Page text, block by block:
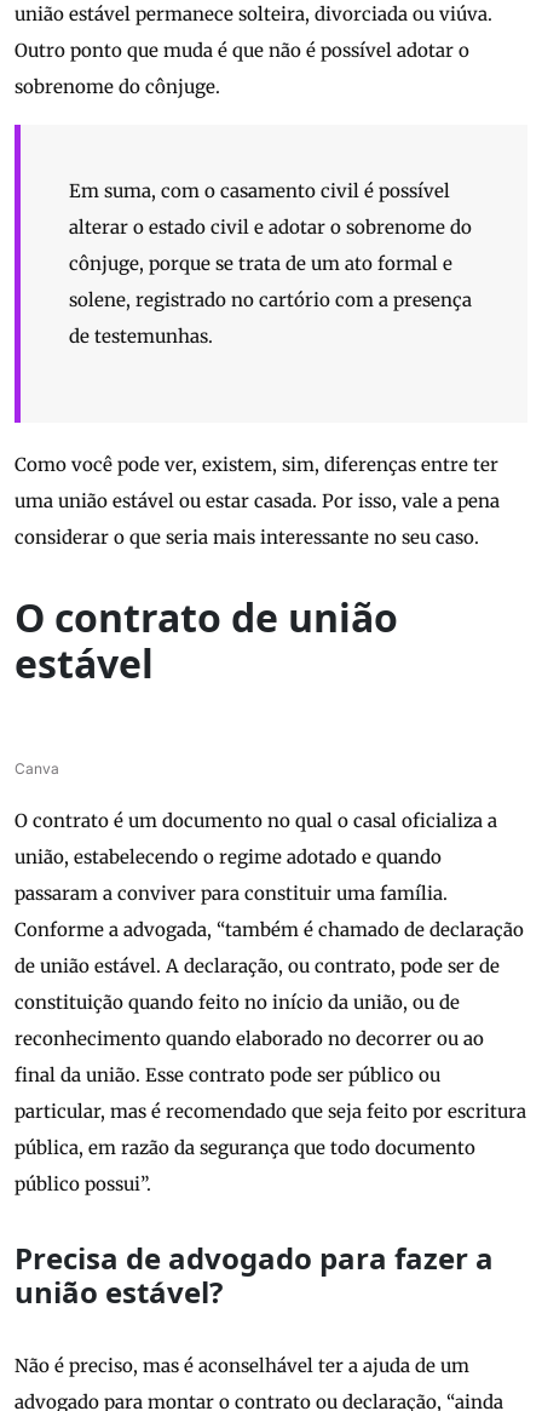
união estável permanece solteira, divorciada ou viúva.
Outro ponto que muda é que não é possível adotar o
sobrenome do cônjuge.
Em suma, com o casamento civil é possível
alterar o estado civil e adotar o sobrenome do
cônjuge, porque se trata de um ato formal e
solene, registrado no cartório com a presença
de testemunhas.
Como você pode ver, existem, sim, diferenças entre ter
uma união estável ou estar casada. Por isso, vale a pena
considerar o que seria mais interessante no seu caso.
O contrato de união
estável
Canva
O contrato é um documento no qual o casal oficializa a
união, estabelecendo o regime adotado e quando
passaram a conviver para constituir uma família.
Conforme a advogada, “também é chamado de declaração
de união estável. A declaração, ou contrato, pode ser de
constituição quando feito no início da união, ou de
reconhecimento quando elaborado no decorrer ou ao
final da união. Esse contrato pode ser público ou
particular, mas é recomendado que seja feito por escritura
pública, em razão da segurança que todo documento
público possui”.
Precisa de advogado para fazer a
união estável?
Não é preciso, mas é aconselhável ter a ajuda de um
advogado para montar o contrato ou declaração, “ainda